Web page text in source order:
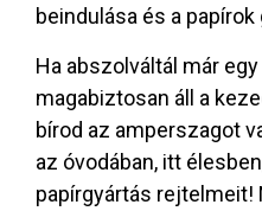
beindulása és a
Ha abszolváltál már
magabiztosan áll a
bírod az amperszagot
az óvodában, itt
papírgyártás rejtelmeit!